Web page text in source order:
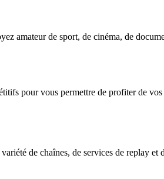
amateur de sport, de cinéma, de
pour vous permettre de profiter de vos
de chaînes, de services de replay et